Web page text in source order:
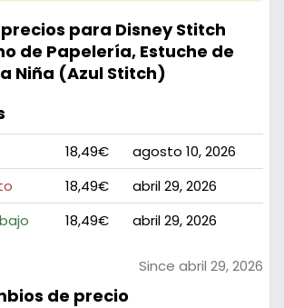
para Disney Stitch
de Papelería, Estuche de
Niña (Azul Stitch)
18,49€
agosto 10, 2026
18,49€
abril 29, 2026
18,49€ abril 29, 2026
Since abril 29, 2026
de precio